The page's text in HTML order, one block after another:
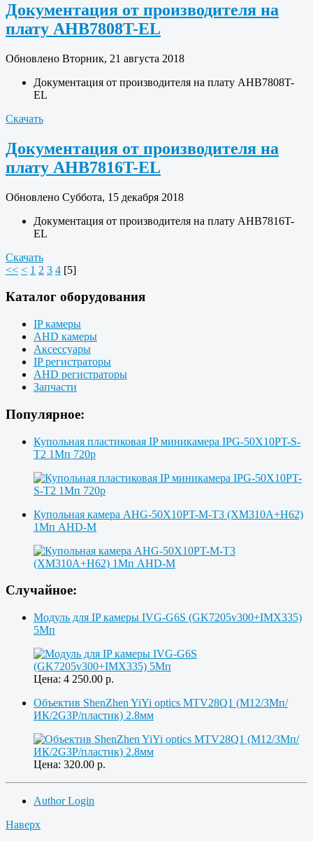
Документация от производителя на
плату AHB7808T-EL
Обновлено Вторник, 21 августа 2018
Документация от производителя на плату AHB7808T-
EL
Скачать
Документация от производителя на
плату AHB7816T-EL
Обновлено Суббота, 15 декабря 2018
Документация от производителя на плату AHB7816T-
EL
Скачать
<< < 1 2 3 4 [5]
Каталог оборудования
IP камеры
AHD камеры
Аксессуары
IP регистраторы
AHD регистраторы
Запчасти
Популярное:
Купольная пластиковая IP миникамера IPG-50X10PT-S-
T2 1Мп 720p
Купольная камера AHG-50X10PT-M-T3 (XM310A+H62)
1Мп AHD-M
Случайное:
Модуль для IP камеры IVG-G6S (GK7205v300+IMX335)
5Мп
Цена: 4 250.00 р.
Объектив ShenZhen YiYi optics MTV28Q1 (M12/3Мп/
ИК/2G3P/пластик) 2.8мм
Цена: 320.00 р.
Author Login
Наверх